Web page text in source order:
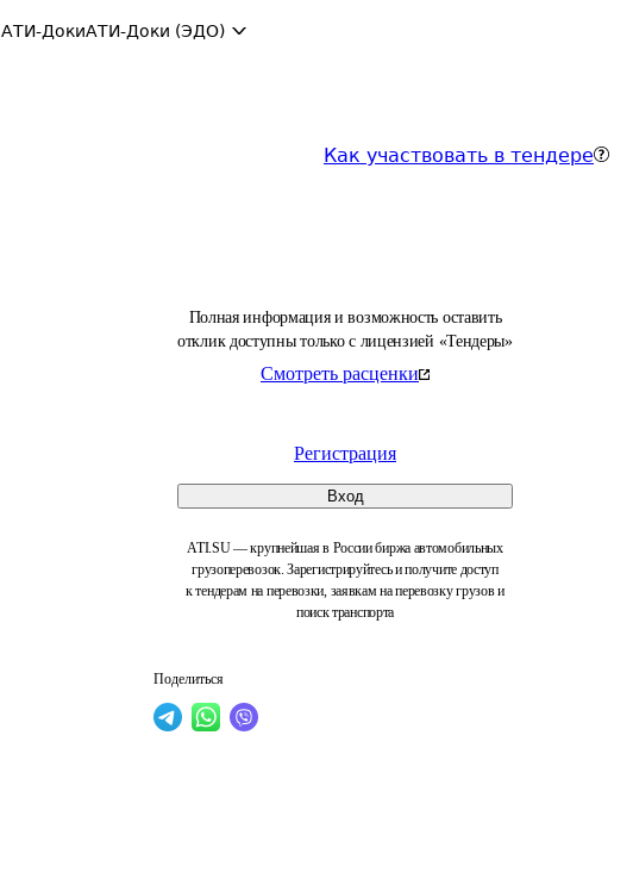
АТИ-ДокиАТИ-Доки (ЭДО)
Как участвовать в тендере
Полная информация и возможность оставить
отклик доступны только с лицензией «Тендеры»
Смотреть расценки
Регистрация
Вход
ATI.SU — крупнейшая в России биржа автомобильных
грузоперевозок. Зарегистрируйтесь и получите доступ
к тендерам на перевозки, заявкам на перевозку грузов и
поиск транспорта
Поделиться